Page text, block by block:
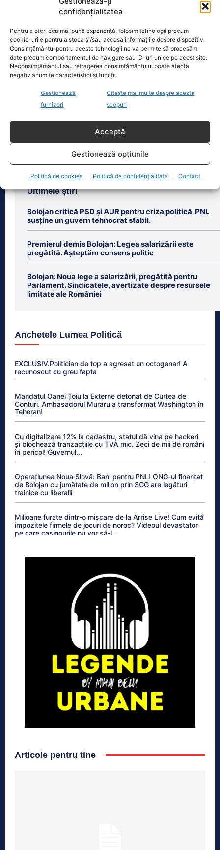
confidențialitatea
Pentru a oferi cea mai bună experiență, folosim tehnologii precum
cookie-urile pentru a stoca și/sau accesa informațiile despre dispozitiv.
Consimțământul pentru aceste tehnologii ne va permite să procesăm
date precum comportamentul de navigare sau ID-uri unice pe acest site.
Neconsimțământul sau retragerea consimțământului poate afecta
negativ anumite caracteristici și funcții.
Gestionează
furnizori
Citește mai multe despre aceste
scopuri
Acceptă
Gestionează opțiunile
Politică de cookies Politică de confidențialitate Contact
Oficiul de Știri
Cât costă asigurarea de sănătate în 2026 dacă nu ai
Persoanele fără venituri pot beneficia
în 2026 de asigurare în sistemul public
plata contribuției de
Ultimele știri
Bolojan critică PSD și AUR pentru criza politică. PNL
susține un guvern tehnocrat stabil.
Premierul demis Bolojan: Legea salarizării este
pregătită. Așteptăm consens politic
Bolojan: Noua lege a salarizării, pregătită pentru
Parlament. Sindicatele, avertizate despre resursele
limitate ale României
Anchetele Lumea Politică
EXCLUSIV.Politician de top a agresat un octogenar! A
recunoscut cu greu fapta
Mandatul Oanei Țoiu la Externe detonat de Curtea de
Conturi. Ambasadorul Muraru a transformat Washington în
Teheran!
Cu digitalizare 12% la cadastru, statul dă vina pe hackeri
și blochează tranzacțiile cu TVA mic. Zeci de mii de români
în pericol! Guvernul...
Operațiunea Noua Slovă: Bani pentru PNL! ONG-ul finanțat
de Bolojan cu jumătate de milion prin SGG are legături
trainice cu liberalii
Milioane furate dintr-o mișcare de la Arrise Live! Cum evită
impozitele firmele de jocuri de noroc? Videoul devastator
pe care casinourile nu vor să-l...
Articole pentru tine